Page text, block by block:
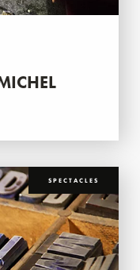
SPECTACLES